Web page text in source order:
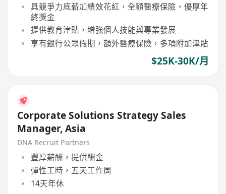
具競爭力底薪加績效花紅，全額醫療保險，優厚年
終獎金
提供教育津貼，增強個人技能與專業發展
享有銀行公眾假期，額外醫療保險，多項附加津貼
$25K-30K/月
Corporate Solutions Strategy Sales
Manager, Asia
DNA Recruit Partners
豐厚薪酬，提供酬金
彈性工時，五天工作周
14天年休